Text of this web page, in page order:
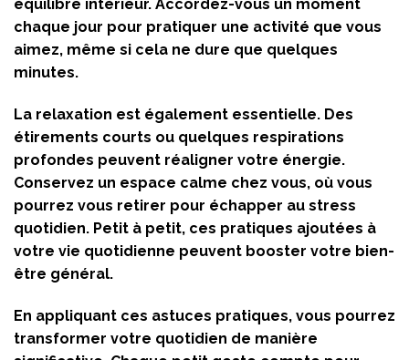
équilibre intérieur. Accordez-vous un moment
chaque jour pour pratiquer une activité que vous
aimez, même si cela ne dure que quelques
minutes.
La relaxation est également essentielle. Des
étirements courts ou quelques respirations
profondes peuvent réaligner votre énergie.
Conservez un espace calme chez vous, où vous
pourrez vous retirer pour échapper au stress
quotidien. Petit à petit, ces pratiques ajoutées à
votre vie quotidienne peuvent booster votre bien-
être général.
En appliquant ces astuces pratiques, vous pourrez
transformer votre quotidien de manière